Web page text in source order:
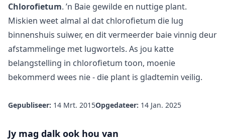
Chlorofietum. ’n Baie gewilde en nuttige plant.
Miskien weet almal al dat chlorofietum die lug
binnenshuis suiwer, en dit vermeerder baie vinnig deur
afstammelinge met lugwortels. As jou katte
belangstelling in chlorofietum toon, moenie
bekommerd wees nie - die plant is gladtemin veilig.
Gepubliseer: 14 Mrt. 2015Opgedateer: 14 Jan. 2025
Jy mag dalk ook hou van